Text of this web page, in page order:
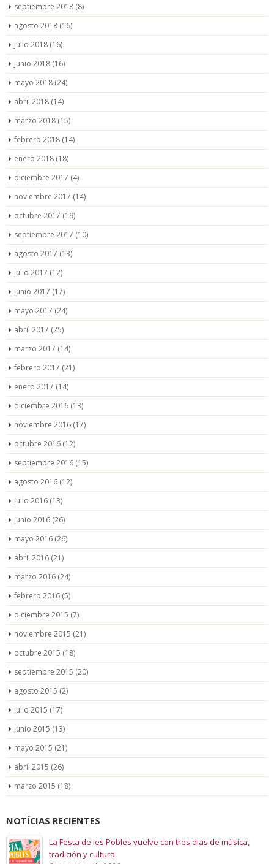
septiembre 2018 (8)
agosto 2018 (16)
julio 2018 (16)
junio 2018 (16)
mayo 2018 (24)
abril 2018 (14)
marzo 2018 (15)
febrero 2018 (14)
enero 2018 (18)
diciembre 2017 (4)
noviembre 2017 (14)
octubre 2017 (19)
septiembre 2017 (10)
agosto 2017 (13)
julio 2017 (12)
junio 2017 (17)
mayo 2017 (24)
abril 2017 (25)
marzo 2017 (14)
febrero 2017 (21)
enero 2017 (14)
diciembre 2016 (13)
noviembre 2016 (17)
octubre 2016 (12)
septiembre 2016 (15)
agosto 2016 (12)
julio 2016 (13)
junio 2016 (26)
mayo 2016 (26)
abril 2016 (21)
marzo 2016 (24)
febrero 2016 (5)
diciembre 2015 (7)
noviembre 2015 (21)
octubre 2015 (18)
septiembre 2015 (20)
agosto 2015 (2)
julio 2015 (17)
junio 2015 (13)
mayo 2015 (21)
abril 2015 (26)
marzo 2015 (18)
NOTÍCIAS RECIENTES
La Festa de les Pobles vuelve con tres días de música,
tradición y cultura